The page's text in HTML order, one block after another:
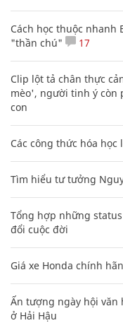
Cách học thuộc
"thần chú"
17
Clip lột tả chân thực
mèo', người tinh ý còn
con
Các công thức hóa
Tìm hiểu tư tưởng
Tổng hợp những
đổi cuộc đời
Giá xe Honda chính
Ấn tượng ngày hội văn
ở Hải Hậu